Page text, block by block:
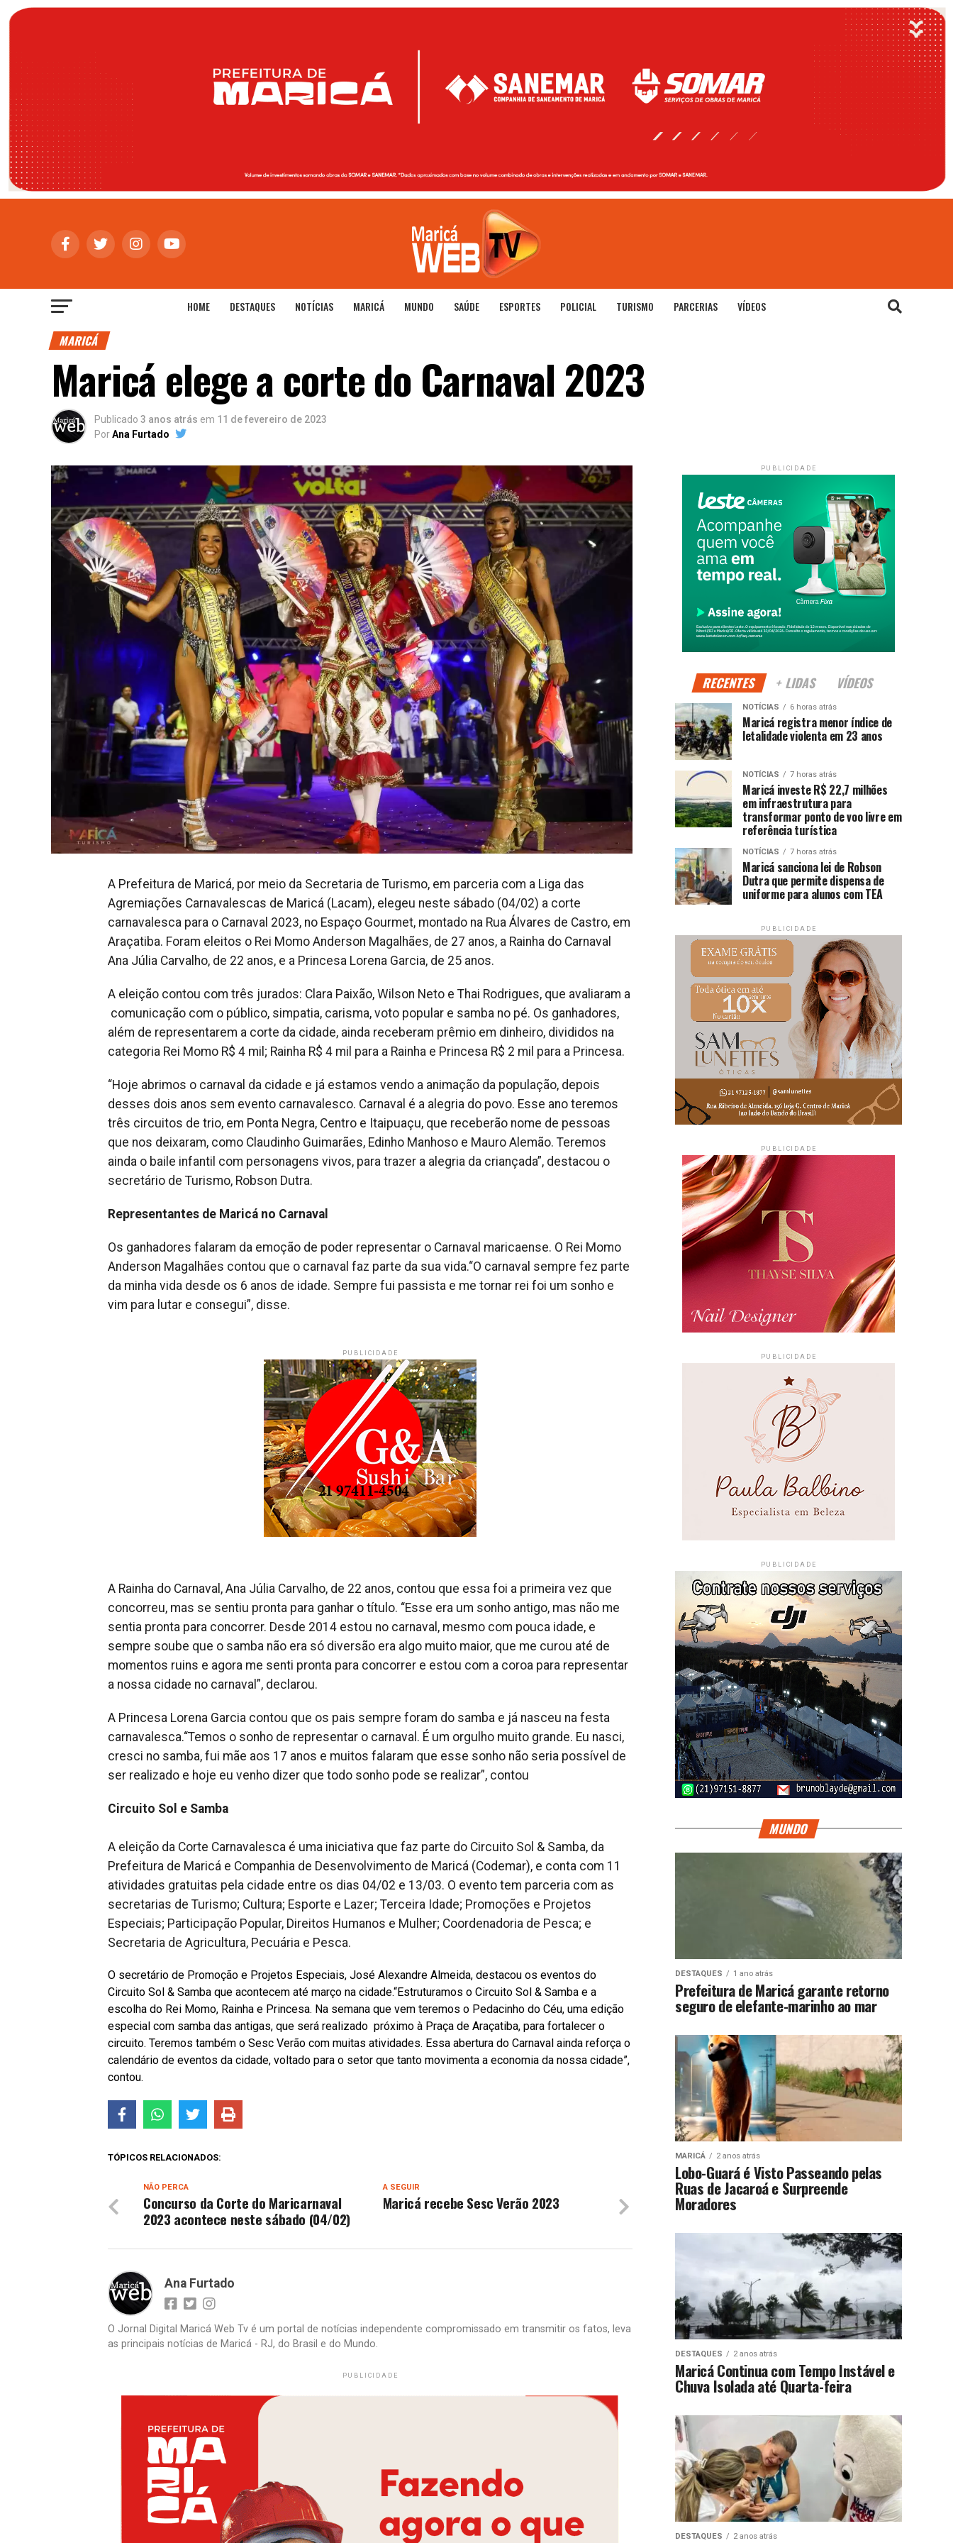
HOME DESTAQUES NOTÍCIAS MARICÁ MUNDO SAÚDE ESPORTES POLICIAL TURISMO PARCERIAS VÍDEOS
MARICÁ
Maricá elege a corte do Carnaval 2023
Publicado 3 anos atrás em 11 de fevereiro de 2023
PorAna Furtado
A Prefeitura de Maricá, por meio da Secretaria de Turismo, em parceria com a Liga das
Agremiações Carnavalescas de Maricá (Lacam), elegeu neste sábado (04/02) a corte
carnavalesca para o Carnaval 2023, no Espaço Gourmet, montado na Rua Álvares de Castro, em
Araçatiba. Foram eleitos o Rei Momo Anderson Magalhães, de 27 anos, a Rainha do Carnaval
Ana Júlia Carvalho, de 22 anos, e a Princesa Lorena Garcia, de 25 anos.
A eleição contou com três jurados: Clara Paixão, Wilson Neto e Thai Rodrigues, que avaliaram a
comunicação com o público, simpatia, carisma, voto popular e samba no pé. Os ganhadores,
além de representarem a corte da cidade, ainda receberam prêmio em dinheiro, divididos na
categoria Rei Momo R$ 4 mil; Rainha R$ 4 mil para a Rainha e Princesa R$ 2 mil para a Princesa.
“Hoje abrimos o carnaval da cidade e já estamos vendo a animação da população, depois
desses dois anos sem evento carnavalesco. Carnaval é a alegria do povo. Esse ano teremos
três circuitos de trio, em Ponta Negra, Centro e Itaipuaçu, que receberão nome de pessoas
que nos deixaram, como Claudinho Guimarães, Edinho Manhoso e Mauro Alemão. Teremos
ainda o baile infantil com personagens vivos, para trazer a alegria da criançada”, destacou o
secretário de Turismo, Robson Dutra.
Representantes de Maricá no Carnaval
Os ganhadores falaram da emoção de poder representar o Carnaval maricaense. O Rei Momo
Anderson Magalhães contou que o carnaval faz parte da sua vida.“O carnaval sempre fez parte
da minha vida desde os 6 anos de idade. Sempre fui passista e me tornar rei foi um sonho e
vim para lutar e consegui”, disse.
PUBLICIDADE
A Rainha do Carnaval, Ana Júlia Carvalho, de 22 anos, contou que essa foi a primeira vez que
concorreu, mas se sentiu pronta para ganhar o título. “Esse era um sonho antigo, mas não me
sentia pronta para concorrer. Desde 2014 estou no carnaval, mesmo com pouca idade, e
sempre soube que o samba não era só diversão era algo muito maior, que me curou até de
momentos ruins e agora me senti pronta para concorrer e estou com a coroa para representar
a nossa cidade no carnaval”, declarou.
A Princesa Lorena Garcia contou que os pais sempre foram do samba e já nasceu na festa
carnavalesca.“Temos o sonho de representar o carnaval. É um orgulho muito grande. Eu nasci,
cresci no samba, fui mãe aos 17 anos e muitos falaram que esse sonho não seria possível de
ser realizado e hoje eu venho dizer que todo sonho pode se realizar”, contou
Circuito Sol e Samba
A eleição da Corte Carnavalesca é uma iniciativa que faz parte do Circuito Sol & Samba, da
Prefeitura de Maricá e Companhia de Desenvolvimento de Maricá (Codemar), e conta com 11
atividades gratuitas pela cidade entre os dias 04/02 e 13/03. O evento tem parceria com as
secretarias de Turismo; Cultura; Esporte e Lazer; Terceira Idade; Promoções e Projetos
Especiais; Participação Popular, Direitos Humanos e Mulher; Coordenadoria de Pesca; e
Secretaria de Agricultura, Pecuária e Pesca.
O secretário de Promoção e Projetos Especiais, José Alexandre Almeida, destacou os eventos do
Circuito Sol & Samba que acontecem até março na cidade.“Estruturamos o Circuito Sol & Samba e a
escolha do Rei Momo, Rainha e Princesa. Na semana que vem teremos o Pedacinho do Céu, uma edição
especial com samba das antigas, que será realizado próximo à Praça de Araçatiba, para fortalecer o
circuito. Teremos também o Sesc Verão com muitas atividades. Essa abertura do Carnaval ainda reforça o
calendário de eventos da cidade, voltado para o setor que tanto movimenta a economia da nossa cidade”,
contou.
TÓPICOS RELACIONADOS:
A SEGUIR
Maricá recebe Sesc Verão 2023
NÃO PERCA
Concurso da Corte do Maricarnaval
2023 acontece neste sábado (04/02)
Ana Furtado
O Jornal Digital Maricá Web Tv é um portal de notícias independente compromissado em transmitir os fatos, leva
as principais notícias de Maricá - RJ, do Brasil e do Mundo.
PUBLICIDADE
PUBLICIDADE
RECENTES + LIDAS VÍDEOS
NOTÍCIAS 6 horas atrás
Maricá registra menor índice de
letalidade violenta em 23 anos
NOTÍCIAS 7 horas atrás
Maricá investe R$ 22,7 milhões
em infraestrutura para
transformar ponto de voo livre em
referência turística
NOTÍCIAS 7 horas atrás
Maricá sanciona lei de Robson
Dutra que permite dispensa de
uniforme para alunos com TEA
PUBLICIDADE
PUBLICIDADE
PUBLICIDADE
PUBLICIDADE
MUNDO
DESTAQUES 1 ano atrás
Prefeitura de Maricá garante retorno
seguro de elefante-marinho ao mar
MARICÁ 2 anos atrás
Lobo-Guará é Visto Passeando pelas
Ruas de Jacaroá e Surpreende
Moradores
DESTAQUES 2 anos atrás
Maricá Continua com Tempo Instável e
Chuva Isolada até Quarta-feira
DESTAQUES 2 anos atrás